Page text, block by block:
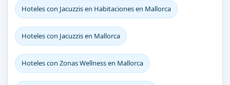
Hoteles con Jacuzzis en Habitaciones en Mallorca
Hoteles con Jacuzzis en Mallorca
Hoteles con Zonas Wellness en Mallorca